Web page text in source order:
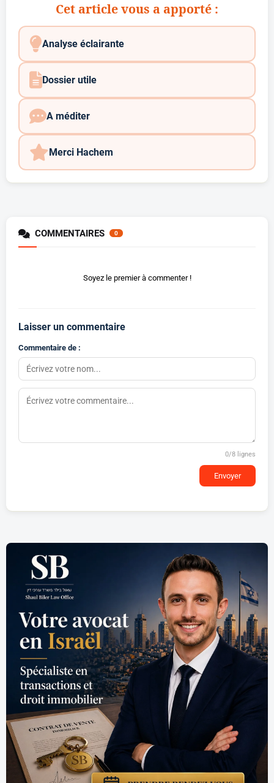
Cet article vous a apporté :
Analyse éclairante
Dossier utile
A méditer
Merci Hachem
COMMENTAIRES 0
Soyez le premier à commenter !
Laisser un commentaire
Commentaire de :
0/8 lignes
Envoyer